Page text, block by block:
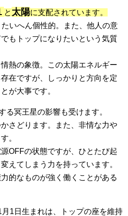
と 太陽に支配されています。
いへん個性的。また、他人の意
もトップになりたいという気質
熱の象徴。この太陽エネルギー
在ですが、しっかりと方向を定
が大事です。
る冥王星の影響も受けます。
さどります。また、非情な力や
。
OFFの状態ですが、ひとたび起
えてしまう力を持っています。
的なものが強く働くことがある
1日生まれは、トップの座を維持